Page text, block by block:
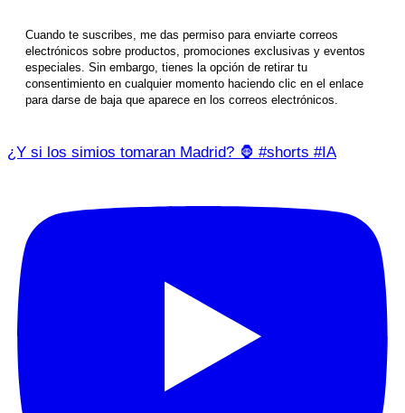
Cuando te suscribes, me das permiso para enviarte correos
electrónicos sobre productos, promociones exclusivas y eventos
especiales. Sin embargo, tienes la opción de retirar tu
consentimiento en cualquier momento haciendo clic en el enlace
para darse de baja que aparece en los correos electrónicos.
¿Y si los simios tomaran Madrid? 🦍 #shorts #IA